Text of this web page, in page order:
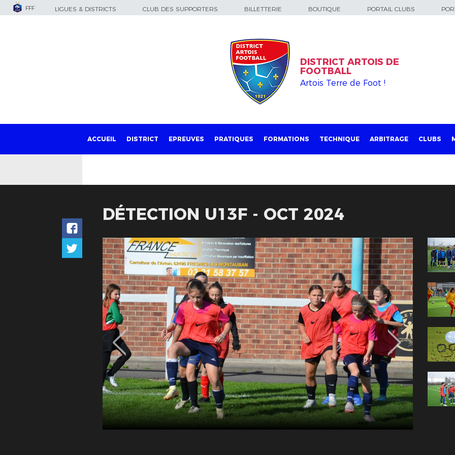
FFF LIGUES & DISTRICTS CLUB DES SUPPORTERS BILLETTERIE BOUTIQUE PORTAIL CLUBS
DISTRICT ARTOIS DE
FOOTBALL
Artois Terre de Foot !
ACCUEIL DISTRICT EPREUVES PRATIQUES FORMATIONS TECHNIQUE ARBITRAGE CLUBS
DÉTECTION U13F - OCT 2024